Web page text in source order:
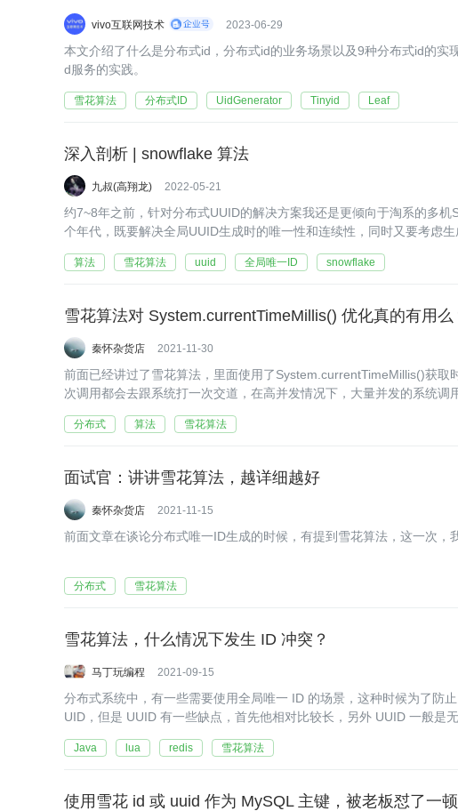
vivo互联网技术 2023-06-29
本文介绍了什么是分布式id，分布式id的业务场景以及9种分布式id的
d服务的实践。
雪花算法 分布式ID UidGenerator Tinyid Leaf
深入剖析 | snowflake 算法
九叔(高翔龙) 2022-05-21
约7~8年之前，针对分布式UUID的解决方案我还是更倾向于淘系的多机
个年代，既要解决全局UUID生成时的唯一性和连续性，同时又要考虑生
算法 雪花算法 uuid 全局唯一ID snowflake
雪花算法对 System.currentTimeMillis() 优化真的有用么
秦怀杂货店 2021-11-30
前面已经讲过了雪花算法，里面使用了System.currentTimeMillis()获
次调用都会去跟系统打一次交道，在高并发情况下，大量并发的系统
分布式 算法 雪花算法
面试官：讲讲雪花算法，越详细越好
秦怀杂货店 2021-11-15
前面文章在谈论分布式唯一ID生成的时候，有提到雪花算法，这一次，
分布式 雪花算法
雪花算法，什么情况下发生 ID 冲突？
马丁玩编程 2021-09-15
分布式系统中，有一些需要使用全局唯一 ID 的场景，这种时候为了防
UID，但是 UUID 有一些缺点，首先他相对比较长，另外 UUID 一般是
Java lua redis 雪花算法
使用雪花 id 或 uuid 作为 MySQL 主键，被老板怼了一顿